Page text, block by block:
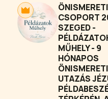
segítségével
kapcsolatainkra,
működéseinkre,
elakadásainkra. De
nemcsak önismereti
módszertani műhely is.
ÖNISMERETI
CSOPORT
SZEGED -
MŰHELY - 9
HÓNAPOS
ÖNISMERETI
UTAZÁS